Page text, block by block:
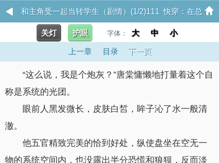
和主角受一起当转学生（剧情）(1/2)111 快穿：在总
受文里抢主角攻np
关灯 护眼 字体： 大 中 小
上一章 目录 下一页
“这么说，我是个炮灰？”唐棠慵懒地打量着这个自
称是系统的光团。
眼前人黑发微长，皮肤白皙，眸子沁了水一般清
澈。
他五官精致完美的恰到好处，纵使盘坐在空无一
物的系统空间内，也没露出半分恐慌和狼狈，反而淡